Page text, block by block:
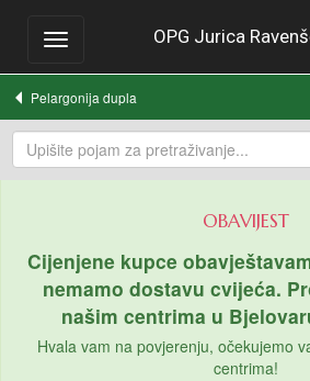
Toggle
OPG Jurica
Pelargonija dupla
OBAVIJEST
Cijenjene kupce
nemamo dostavu cvijeća.
našim centrima u
Hvala vam na povjerenju, očekujemo
centrima!